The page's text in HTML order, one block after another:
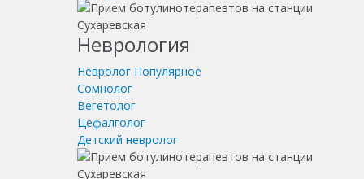
Неврология
Невролог Популярное
Сомнолог
Вегетолог
Цефалголог
Детский невролог